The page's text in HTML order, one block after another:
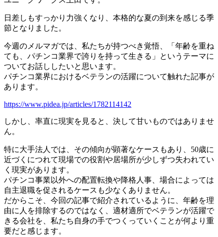
日差しもすっかり力強くなり、本格的な夏の到来を感じる季
節となりました。
今週のメルマガでは、私たちが持つべき覚悟、「年齢を重ね
ても、パチンコ業界で誇りを持って生きる」というテーマに
ついてお話ししたいと思います。
パチンコ業界におけるベテランの活躍について触れた記事が
あります。
https://www.pidea.jp/articles/1782114142
しかし、率直に現実を見ると、決して甘いものではありませ
ん。
特に大手法人では、その傾向が顕著なケースもあり、50歳に
近づくにつれて現場での役割や居場所が少しずつ失われてい
く現実があります。
パチンコ事業以外への配置転換や降格人事、場合によっては
自主退職を促されるケースも少なくありません。
だからこそ、今回の記事で紹介されているように、年齢を理
由に人を排除するのではなく、適材適所でベテランが活躍で
きる会社を、私たち自身の手でつくっていくことが何より重
要だと感じます。